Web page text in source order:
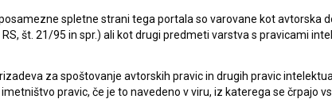
Do takrat pa … (2020)
romantični
spletne strani tega portala so varovane kot avtorska
št. 21/95 in spr.) ali kot drugi predmeti varstva s pravicami
za spoštovanje avtorskih pravic in drugih pravic
pravic, če je to navedeno v viru, iz katerega se črpajo